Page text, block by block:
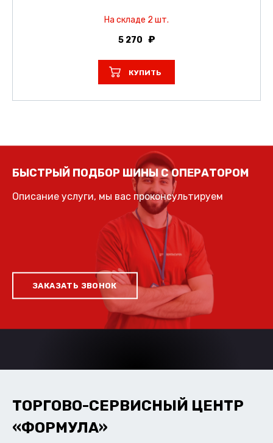
На складе 2 шт.
5 270
КУПИТЬ
БЫСТРЫЙ ПОДБОР ШИНЫ С ОПЕРАТОРОМ
Описание услуги, мы вас проконсультируем
ЗАКАЗАТЬ ЗВОНОК
ТОРГОВО-СЕРВИСНЫЙ ЦЕНТР
«ФОРМУЛА»